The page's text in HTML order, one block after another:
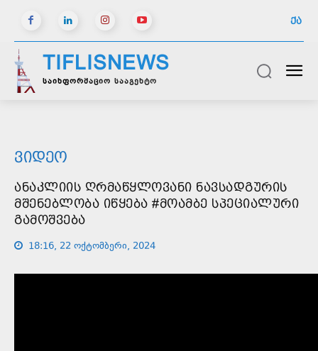
ᲥᲐ
TIFLISNEWS
საინფორმაციო სააგენტო
ᲕᲘᲓᲔᲝ
ᲐᲜᲐᲙᲚᲘᲘᲡ ᲦᲠᲛᲐᲬᲧᲚᲝᲕᲐᲜᲘ ᲜᲐᲕᲡᲐᲓᲒᲣᲠᲘᲡ
ᲛᲨᲔᲜᲔᲑᲚᲝᲑᲐ ᲘᲬᲧᲔᲑᲐ #ᲛᲝᲐᲛᲑᲔ ᲡᲞᲔᲪᲘᲐᲚᲣᲠᲘ
ᲒᲐᲛᲝᲨᲕᲔᲑᲐ
18:16, 22 ოქტომბერი, 2024